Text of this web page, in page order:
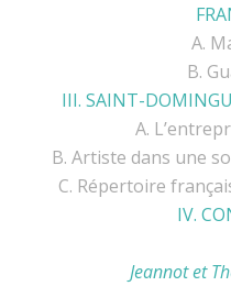
A.
B.
III. SAINT-
A.
B. Artiste dans une
C. Répertoire
IV.
Jeannot et